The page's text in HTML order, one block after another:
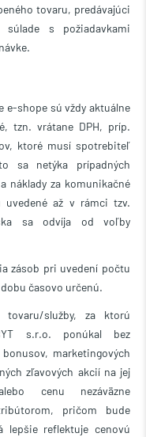
tovaru, predávajúci
s požiadavkami
e-shope sú vždy aktuálne
tzn. vrátane DPH, príp.
ktoré musí spotrebiteľ
sa netýka prípadných
náklady za komunikačné
až v rámci tzv.
sa odvíja od voľby
zásob pri uvedení počtu
časovo určenú.
tovaru/služby, za ktorú
s.r.o. ponúkal bez
marketingových
zľavových akcií na jej
cenu nezáväzne
pričom bude
lepšie reflektuje cenovú